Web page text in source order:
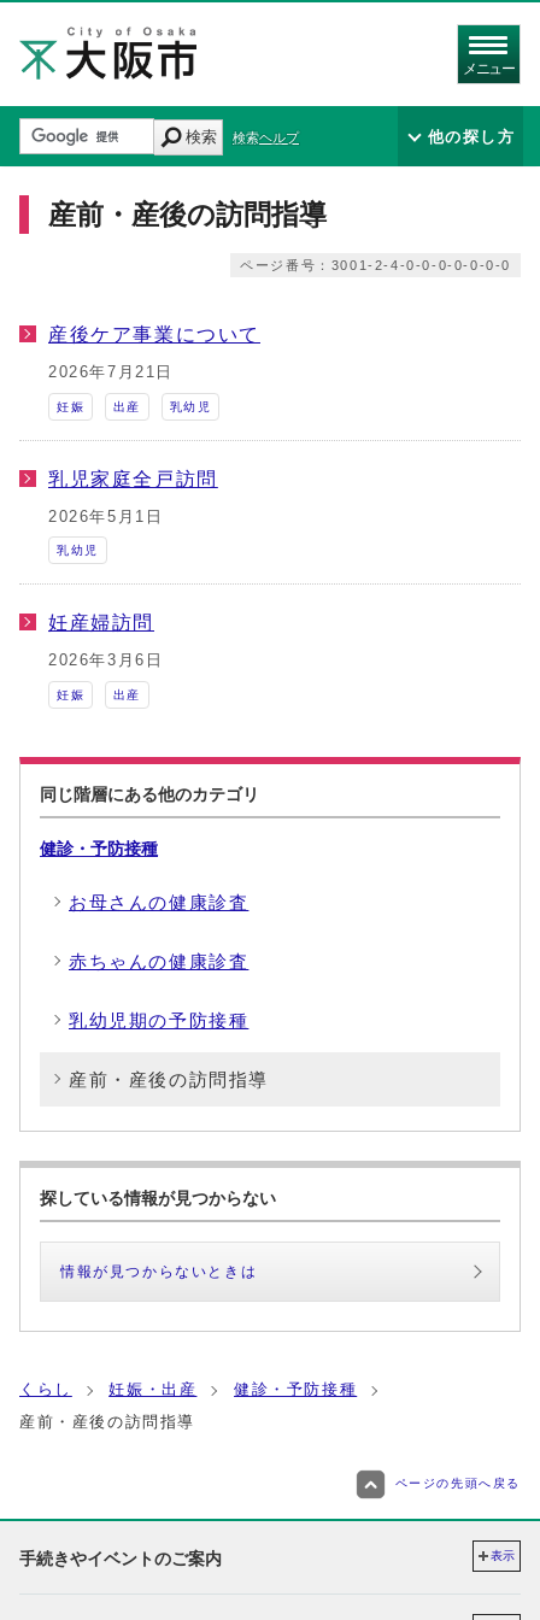
メニュー
検索 検索ヘルプ 他の探し方
産前・産後の訪問指導
ページ番号：3001-2-4-0-0-0-0-0-0-0
産後ケア事業について
2026年7月21日
妊娠 出産 乳幼児
乳児家庭全戸訪問
2026年5月1日
乳幼児
妊産婦訪問
2026年3月6日
妊娠 出産
同じ階層にある他のカテゴリ
健診・予防接種
お母さんの健康診査
赤ちゃんの健康診査
乳幼児期の予防接種
産前・産後の訪問指導
探している情報が見つからない
情報が見つからないときは
くらし 妊娠・出産
健診・予防接種
産前・産後の訪問指導
ページの先頭へ戻る
手続きやイベントのご案内 表示